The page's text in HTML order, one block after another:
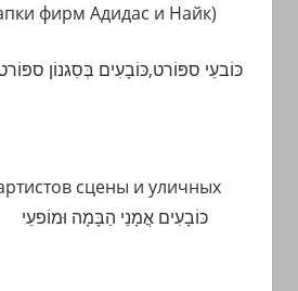
фирм Адидас и Найк)
כּוֹבעֵי ספּוֹרט,כּוֹבָעִים בְּסִגנוֹן
сцены и уличных
כּוֹבָעִים אֳמָנֵי הַבָּמָה וּמוֹפעֵי